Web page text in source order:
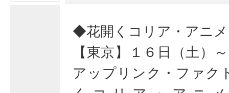
◆花開くコリア・アニ
【東京】１６日（土）
アップリンク・ファク